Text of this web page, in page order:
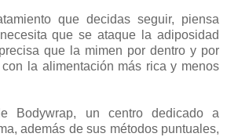
que decidas seguir, piensa
que se ataque la adiposidad
que la mimen por dentro y por
la alimentación más rica y menos
Bodywrap, un centro dedicado a
además de sus métodos puntuales,